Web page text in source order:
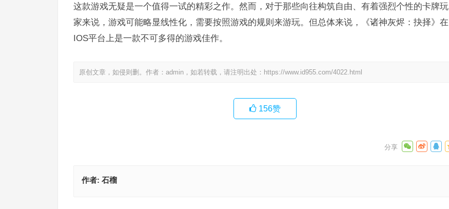
这款游戏无疑是一个值得一试的精彩之作。然而，对于那些向往构筑自由、有着强烈个性的卡牌玩
家来说，游戏可能略显线性化，需要按照游戏的规则来游玩。但总体来说，《诸神灰烬：抉择》在
IOS平台上是一款不可多得的游戏佳作。
原创文章，如侵则删。作者：admin，如若转载，请注明出处： https://www.id955.com/4022.html
156赞
作者: 石榴